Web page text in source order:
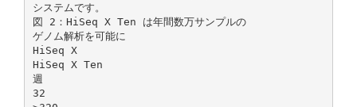
システムです。
図 2：HiSeq X Ten は年間数万サンプルの
ゲノム解析を可能に
HiSeq X
HiSeq X Ten
週
32